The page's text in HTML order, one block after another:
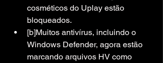
cosméticos do Uplay estão
bloqueados.
[b]Muitos antivírus, incluindo o
Windows Defender, agora estão
marcando arquivos HV como